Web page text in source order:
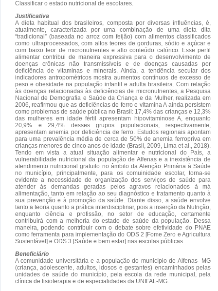
Classificar o estado nutricional de escolares.
Justificativa
A dieta habitual dos brasileiros, composta por diversas influências, é,
atualmente, caracterizada por uma combinação de uma dieta dita
“tradicional” (baseada no arroz com feijão) com alimentos classificados
como ultraprocessados, com altos teores de gorduras, sódio e açúcar e
com baixo teor de micronutrientes e alto conteúdo calórico. Esse perfil
alimentar contribui de maneira expressiva para o desenvolvimento de
doenças crônicas não transmissíveis e de doenças causadas por
deficiência de vitaminas e minerais. Ainda, a tendência secular dos
indicadores antropométricos mostra aumentos contínuos de excesso de
peso e obesidade na população infantil e adulta brasileira. Com relação
às doenças relacionadas às deficiências de micronutrientes, a Pesquisa
Nacional de Demografia e Saúde da Criança e da Mulher, realizada em
2006, reafirmou que as deficiências de ferro e vitamina A ainda persistem
como problemas de saúde pública no Brasil: 17,4% das crianças e 12,3%
das mulheres em idade fértil apresentam hipovitaminose A, enquanto
20,9% e 29,4% desses grupos populacionais, respectivamente,
apresentam anemia por deficiência de ferro. Estudos regionais apontam
para uma prevalência média de cerca de 50% de anemia ferropriva em
crianças menores de cinco anos de idade (Brasil, 2009, Lima et al., 2018).
Tendo em vista a atual situação alimentar e nutricional do País, a
vulnerabilidade nutricional da população de Alfenas e a inexistência de
atendimento nutricional gratuito no âmbito da Atenção Primária à Saúde
no município, principalmente, para os comuinidade escolar, torna-se
evidente a necessidade de organização dos serviços de saúde para
atender às demandas geradas pelos agravos relacionados à má
alimentação, tanto em relação ao seu diagnóstico e tratamento quanto à
sua prevenção e à promoção da saúde. Diante disso, a saúde envolve
tanto a teoria quanto a prática interdisciplinar, pois a inserção da Nutrição,
enquanto ciência e profissão, no setor de educação, certamente
contribuirá com a melhoria do estado de saúde da população. Dessa
maneira, podendo contribuir com o debate sobre efetividade do PNAE
como ferramenta para implementação do ODS 2 [Fome Zero e Agricultura
Sustentável] e ODS 3 [Saúde e bem estar] nas escolas públicas.
Beneficiário
A comunidade universitária e a população do município de Alfenas- MG
(criança, adolescente, adultos, idosos e gestantes) encaminhados pelas
unidades de saúde do município, pela escola da rede municipal, pela
clínica de fisioterapia e de especialidades da UNIFAL-MG.